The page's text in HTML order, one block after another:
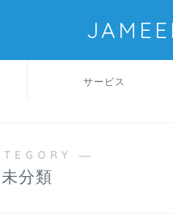
サービス
―
未分類